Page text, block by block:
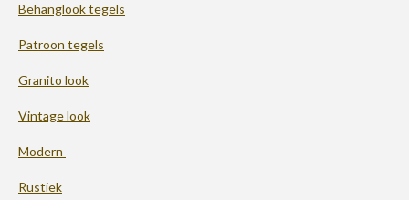
Behanglook tegels
Patroon tegels
Granito look
Vintage look
Modern
Rustiek